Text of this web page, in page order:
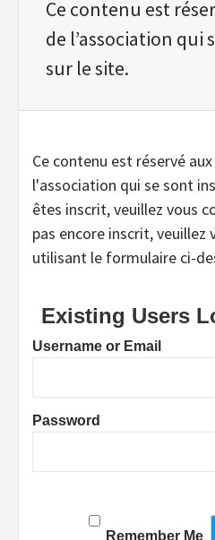
Ce contenu est
de l’association qui
sur le site.
Ce contenu est réservé
l'association qui se sont
êtes inscrit, veuillez vous
pas encore inscrit, veuillez
utilisant le formulaire ci-
Existing Users
Username or Email
Password
Remember Me